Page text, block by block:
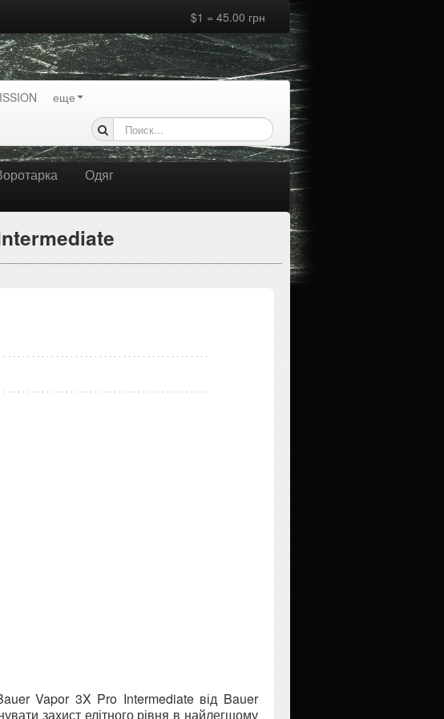
$1 = 45.00 грн
еще
Одяг
Vapor 3X Pro Intermediate від Bauer
захист елітного рівня в найлегшому